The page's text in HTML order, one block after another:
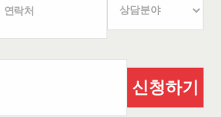
신청하기